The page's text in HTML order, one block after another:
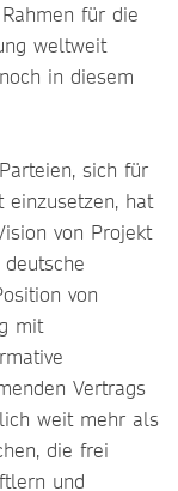
für die
weltweit
in diesem
sich für
einzusetzen, hat
von Projekt
von
mit
Vertrags
weit mehr als
die frei
und